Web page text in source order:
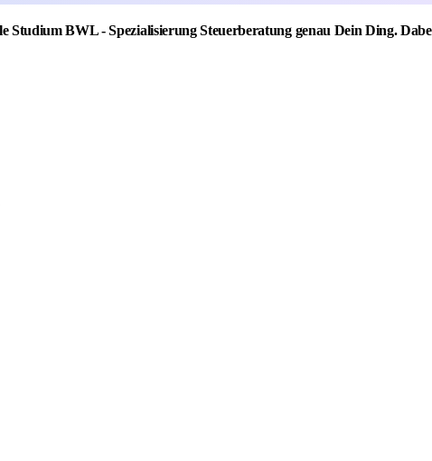
BWL - Spezialisierung Steuerberatung genau Dein Ding.